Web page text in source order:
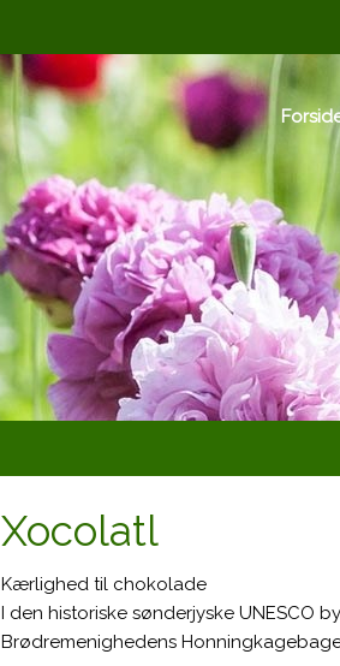
Xocolatl​
Kærlighed til chokolade
I den historiske sønderjyske UNESCO
Brødremenighedens